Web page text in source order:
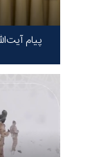
پیام